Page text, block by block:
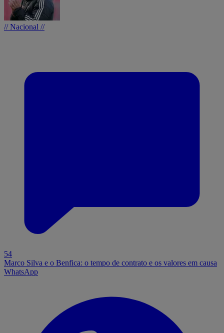
// Nacional //
54
Marco Silva e o Benfica: o tempo de contrato e os valores em causa
WhatsApp